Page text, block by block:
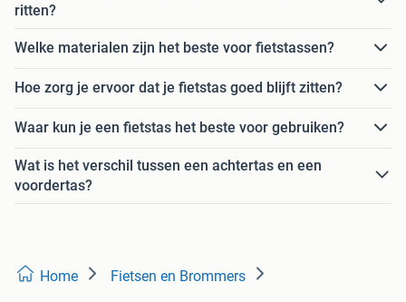
ritten?
Welke materialen zijn het beste voor fietstassen?
Hoe zorg je ervoor dat je fietstas goed blijft zitten?
Waar kun je een fietstas het beste voor gebruiken?
Wat is het verschil tussen een achtertas en een
voordertas?
Home Fietsen en Brommers